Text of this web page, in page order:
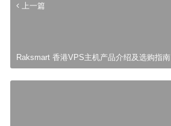
上一篇
Raksmart 香港VPS主机产品介绍及选购指南